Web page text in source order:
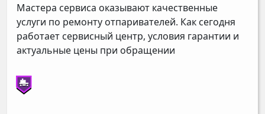
Мастера сервиса оказывают качественные
услуги по ремонту отпаривателей. Как сегодня
работает сервисный центр, условия гарантии и
актуальные цены при обращении